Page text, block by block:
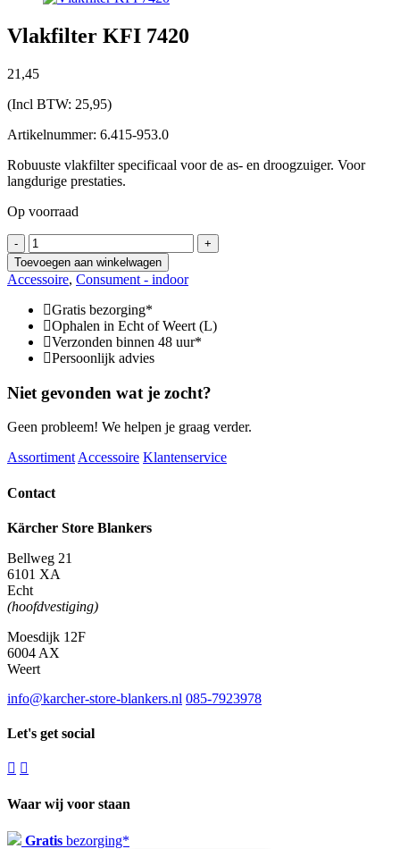
Vlakfilter KFI 7420
21,45
(Incl BTW: 25,95)
Artikelnummer: 6.415-953.0
Robuuste vlakfilter specificaal voor de as- en droogzuiger. Voor
langdurige prestaties.
Op voorraad
-
Vlakfilter
KFI
7420
aantal
+
Toevoegen aan winkelwagen
Accessoire, Consument - indoor
Gratis bezorging*
Ophalen in Echt of Weert (L)
Verzonden binnen 48 uur*
Persoonlijk advies
Niet gevonden wat je zocht?
Geen probleem! We helpen je graag verder.
Assortiment Accessoire Klantenservice
Contact
Kärcher Store Blankers
Bellweg 21
6101 XA
Echt
(hoofdvestiging)
Moesdijk 12F
6004 AX
Weert
info@karcher-store-blankers.nl 085-7923978
Let's get social
Waar wij voor staan
Gratis bezorging*